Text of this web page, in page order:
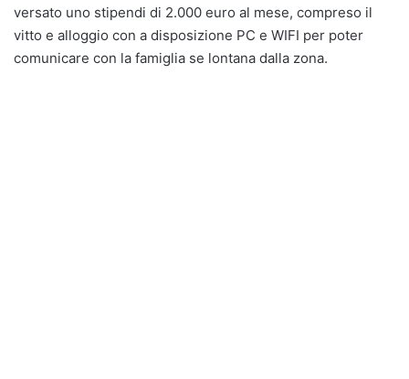
versato uno stipendi di 2.000 euro al mese, compreso il
vitto e alloggio con a disposizione PC e WIFI per poter
comunicare con la famiglia se lontana dalla zona.